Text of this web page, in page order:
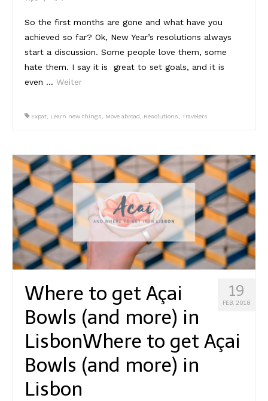
Reviews
Hotels
Food
Ausserdem
Videos
Tips
#Worldsessedin
Blog
Lissabon Kolumne
Poster
So the first months are gone and what have you
achieved so far? Ok, New Year’s resolutions always
start a discussion. Some people love them, some
hate them. I say it is great to set goals, and it is
even … Weiter
Expat Learn new things Move abroad Resolutions Travelers
19
FEB. 2018
Where to get Açai
Bowls (and more) in
LisbonWhere to get Açai
Bowls (and more) in
Lisbon